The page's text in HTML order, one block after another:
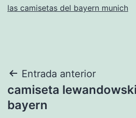
las camisetas del bayern munich
Navegación
de
Entrada anterior
camiseta
bayern